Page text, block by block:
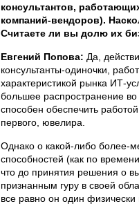
консультантов,
компаний-вендоров).
Считаете ли вы долю их
Евгений Попова: Да,
консультанты-одиночки,
характеристикой рынка ИТ-
большее распространение
способен обеспечить
первого, ювелира.
Однако о какой-либо более-
способностей (как по
что до принятия решения о
признанным гуру в своей
все равно он один физически